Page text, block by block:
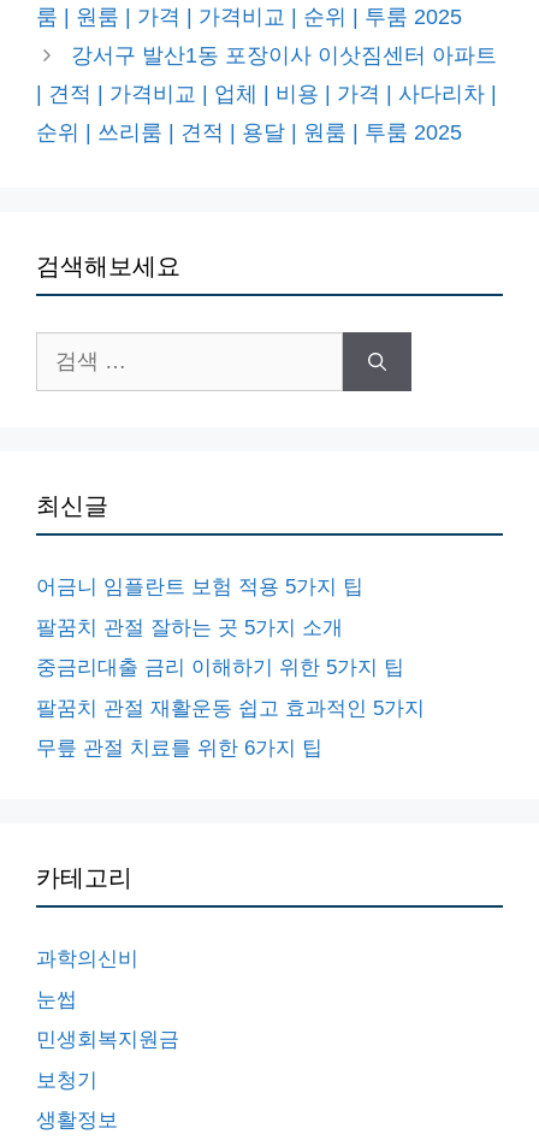
룸 | 원룸 | 가격 | 가격비교 | 순위 | 투룸 2025
강서구 발산1동 포장이사 이삿짐센터 아파트
| 견적 | 가격비교 | 업체 | 비용 | 가격 | 사다리차 |
순위 | 쓰리룸 | 견적 | 용달 | 원룸 | 투룸 2025
검색해보세요
색:
최신글
어금니 임플란트 보험 적용 5가지 팁
팔꿈치 관절 잘하는 곳 5가지 소개
중금리대출 금리 이해하기 위한 5가지 팁
팔꿈치 관절 재활운동 쉽고 효과적인 5가지
무릎 관절 치료를 위한 6가지 팁
카테고리
과학의신비
눈썹
민생회복지원금
보청기
생활정보